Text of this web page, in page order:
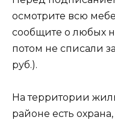
осмотрите всю
сообщите о любых
потом не списали
руб.).
На территории
районе есть